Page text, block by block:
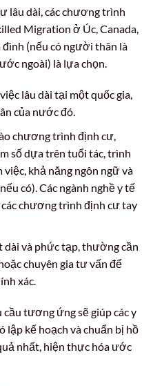
lâu dài, các chương trình
Migration ở Úc, Canada,
đình (nếu có người thân là
ngoài) là lựa chọn.
lâu dài tại một quốc gia,
của nước đó.
chương trình định cư,
số dựa trên tuổi tác, trình
khả năng ngôn ngữ và
có). Các ngành nghề y tế
chương trình định cư tay
và phức tạp, thường cần
chuyên gia tư vấn để
xác.
cầu tương ứng sẽ giúp các y
lập kế hoạch và chuẩn bị hồ
nhất, hiện thực hóa ước